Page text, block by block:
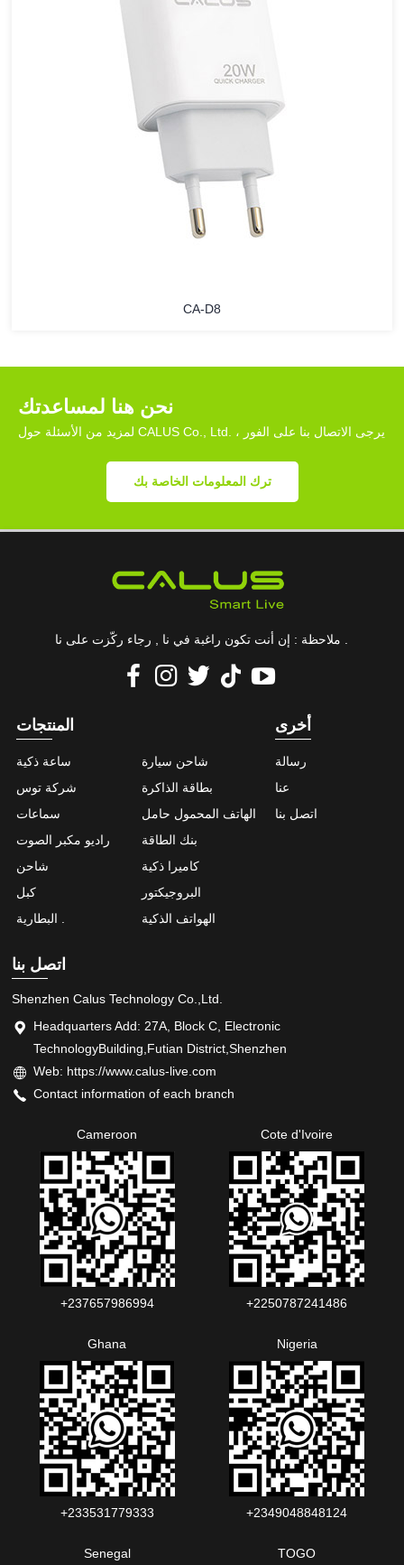
CA-D8
نحن هنا لمساعدتك
لمزيد من الأسئلة حول CALUS Co., Ltd. ، يرجى الاتصال بنا على الفور
ترك المعلومات الخاصة بك
المنتجات
ساعة ذكية
شركة توس
سماعات
راديو مكبر الصوت
شاحن
كبل
شاحن سيارة
بطاقة الذاكرة
الهاتف المحمول حامل
بنك الطاقة
كاميرا ذكية
البروجيكتور
الهواتف الذكية
أخرى
رسالة
عنا
اتصل بنا
اتصل بنا
Shenzhen Calus Technology Co.,Ltd.
Headquarters Add: 27A, Block C, Electronic
TechnologyBuilding,Futian District,Shenzhen
Web: https://www.calus-live.com
Contact information of each branch
Cameroon
+237657986994‬‬
Cote d'Ivoire
+2250787241486‬‬
Ghana
+233531779333
Nigeria
+2349048848124‬‬‬
Senegal TOGO